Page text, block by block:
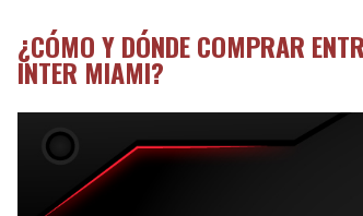
¿CÓMO Y DÓNDE COMPRAR
INTER MIAMI?